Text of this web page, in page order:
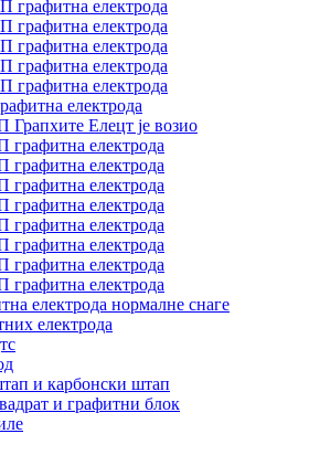
графитна електрода
графитна електрода
графитна електрода
графитна електрода
графитна електрода
електрода
Грапхите Елецт је возио
графитна електрода
графитна електрода
графитна електрода
графитна електрода
графитна електрода
графитна електрода
графитна електрода
графитна електрода
електрода нормалне снаге
електрода
и карбонски штап
и графитни блок